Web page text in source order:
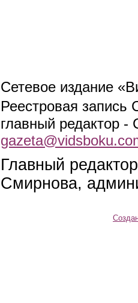
Сетевое издание
Реестровая
главный редактор
Главный
Смирнова,